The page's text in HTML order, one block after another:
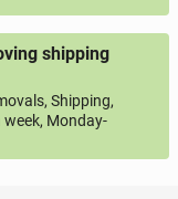
shipping
Shipping,
Monday-